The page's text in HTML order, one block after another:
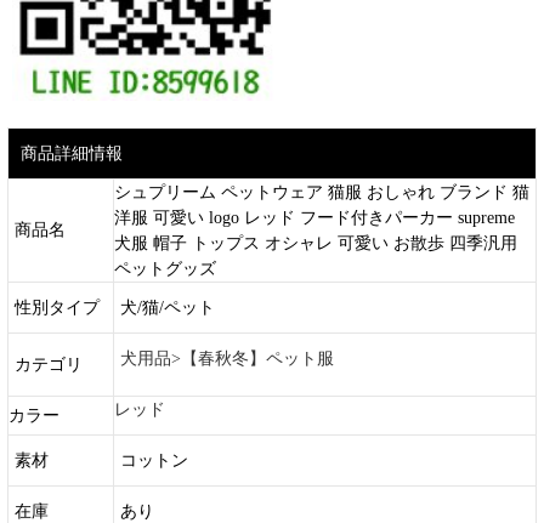
商品詳細情報
商品名
シュプリーム ペットウェア 猫服 おしゃれ ブランド 猫
洋服 可愛い logo レッド フード付きパーカー supreme
犬服 帽子 トップス オシャレ 可愛い お散歩 四季汎用
ペットグッズ
性別タイプ 犬/猫/ペット
カテゴリ 犬用品>【春秋冬】ペット服
カラー レッド
素材 コットン
在庫 あり